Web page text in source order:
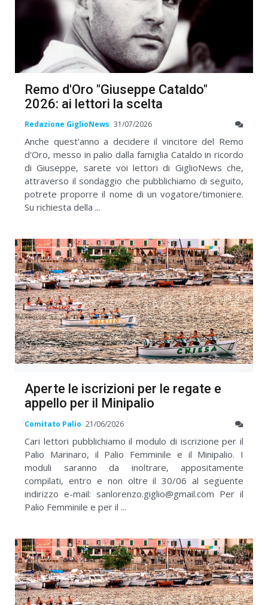
Remo d'Oro "Giuseppe Cataldo"
2026: ai lettori la scelta
Redazione GiglioNews 31/07/2026
Anche quest'anno a decidere il vincitore del Remo
d'Oro, messo in palio dalla famiglia Cataldo in ricordo
di Giuseppe, sarete voi lettori di GiglioNews che,
attraverso il sondaggio che pubblichiamo di seguito,
potrete proporre il nome di un vogatore/timoniere.
Su richiesta della ...
Aperte le iscrizioni per le regate e
appello per il Minipalio
Comitato Palio 21/06/2026
Cari lettori pubblichiamo il modulo di iscrizione per il
Palio Marinaro, il Palio Femminile e il Minipalio. I
moduli saranno da inoltrare, appositamente
compilati, entro e non oltre il 30/06 al seguente
indirizzo e-mail: sanlorenzo.giglio@gmail.com Per il
Palio Femminile e per il ...